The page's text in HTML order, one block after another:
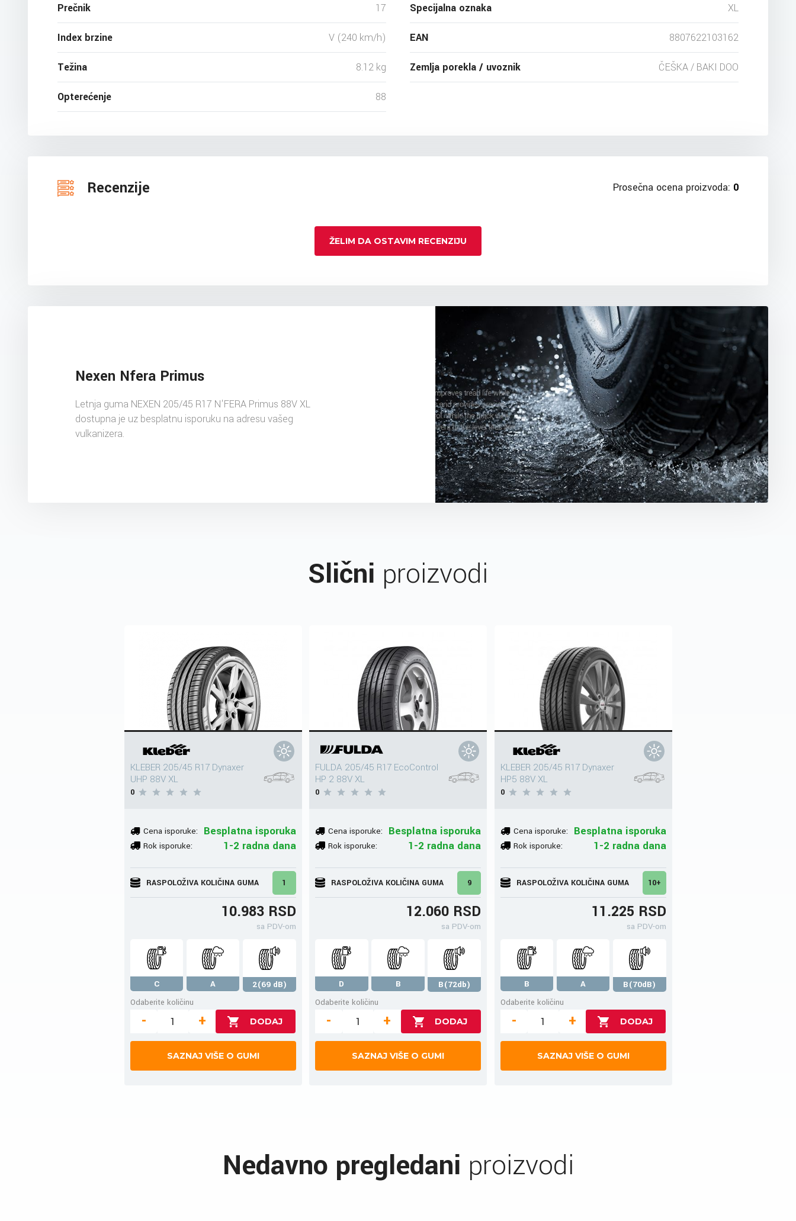
Prečnik 17
Index brzine V (240 km/h)
Težina 8.12 kg
Opterećenje 88
Specijalna oznaka XL
EAN 8807622103162
Zemlja porekla / uvoznik ČEŠKA / BAKI DOO
Recenzije Prosečna ocena proizvoda: 0
ŽELIM DA OSTAVIM RECENZIJU
Nexen Nfera Primus
Letnja guma NEXEN 205/45 R17 N'FERA Primus 88V XL
dostupna je uz besplatnu isporuku na adresu vašeg
vulkanizera.
Slični proizvodi
KLEBER 205/45 R17 Dynaxer
UHP 88V XL
0
Cena isporuke: Besplatna isporuka
Rok isporuke: 1-2 radna dana
RASPOLOŽIVA KOLIČINA GUMA 1
10.983 RSD
sa PDV-om
C A
2(69 dB)
Odaberite količinu
- +
SAZNAJ VIŠE O GUMI
FULDA 205/45 R17 EcoControl
HP 2 88V XL
0
Cena isporuke: Besplatna isporuka
Rok isporuke: 1-2 radna dana
RASPOLOŽIVA KOLIČINA GUMA 9
12.060 RSD
sa PDV-om
D B
B(72db)
Odaberite količinu
- +
SAZNAJ VIŠE O GUMI
KLEBER 205/45 R17 Dynaxer
HP5 88V XL
0
Cena isporuke: Besplatna isporuka
Rok isporuke: 1-2 radna dana
RASPOLOŽIVA KOLIČINA GUMA 10+
11.225 RSD
sa PDV-om
B A
B(70dB)
Odaberite količinu
- +
SAZNAJ VIŠE O GUMI
Nedavno pregledani proizvodi